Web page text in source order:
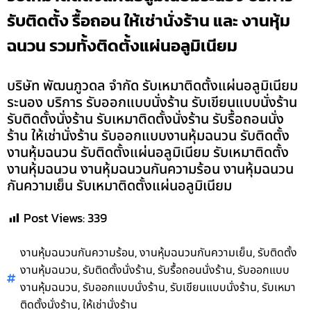
รับติดตั้ง รื้อถอน ให้เช่านั่งร้าน และ งานหุ้ม
ฉนวน รวมทั้งติดตั้งแผ่นอลูมิเนียม
บริษัท พัฒนภูวดล จำกัด รับเหมาติดตั้งแผ่นอลูมิเนียม
ระนอง บริการ รับออกแบบนั่งร้าน รับเขียนแบบนั่งร้าน
รับติดตั้งนั่งร้าน รับเหมาติดตั้งนั่งร้าน รับรื้อถอนนั่ง
ร้าน ให้เช่านั่งร้าน รับออกแบบงานหุ้มฉนวน รับติดตั้ง
งานหุ้มฉนวน รับติดตั้งแผ่นอลูมิเนียม รับเหมาติดตั้ง
งานหุ้มฉนวน งานหุ้มฉนวนกันความร้อน งานหุ้มฉนวน
กันความเย็น รับเหมาติดตั้งแผ่นอลูมิเนียม
Post Views:339
งานหุ้มฉนวนกันความร้อน,งานหุ้มฉนวนกันความเย็น,รับติดตั้ง
งานหุ้มฉนวน,รับติดตั้งนั่งร้าน,รับรื้อถอนนั่งร้าน,รับออกแบบ
งานหุ้มฉนวน,รับออกแบบนั่งร้าน,รับเขียนแบบนั่งร้าน,รับเหมา
ติดตั้งนั่งร้าน,ให้เช่านั่งร้าน